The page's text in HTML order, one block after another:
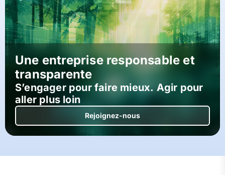
Une entreprise responsable et
transparente
S’engager pour faire mieux. Agir pour
aller plus loin
Rejoignez-nous